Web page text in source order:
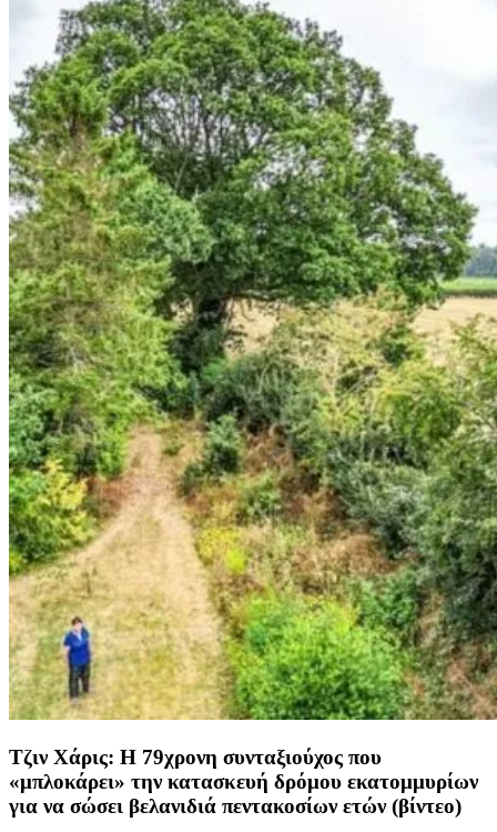
Τζιν Χάρις: Η 79χρονη συνταξιούχος που
«μπλοκάρει» την κατασκευή δρόμου εκατομμυρίων
για να σώσει βελανιδιά πεντακοσίων ετών (βίντεο)